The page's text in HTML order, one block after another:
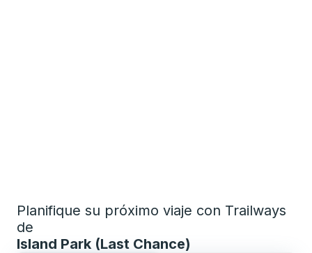
Planifique su próximo viaje con Trailways
de
Island Park (Last Chance)